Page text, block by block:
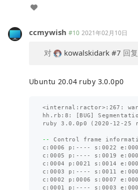
ccmywish #10 2021年02月10日
对 kowalskidark #7 回复
Ubuntu 20.04 ruby 3.0.0p0
<internal:ractor>:267:
hh.rb:8:
[ BUG]
ruby 3.0.0p0
( 2020-12-25
-- Control frame
c:0006 p:---- s:0022
c:0005 p:---- s:0019
c:0004 p:0021 s:0014
c:0003 p:---- s:0011
c:0002 p:0006 s:0007
c:0001 p:---- s:0003